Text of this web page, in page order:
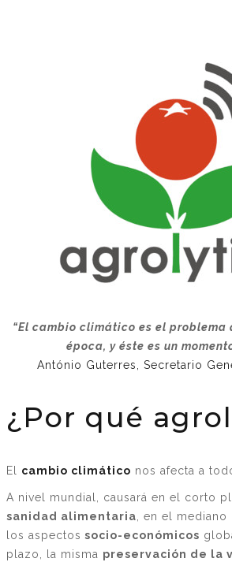
“El cambio climático es el problema
época, y éste es un
António Guterres, Secretario
¿Por qué
El cambio climático nos afecta a
A nivel mundial, causará en el corto
sanidad alimentaria , en el
los aspectos socio-económicos
plazo, la misma preservación de la